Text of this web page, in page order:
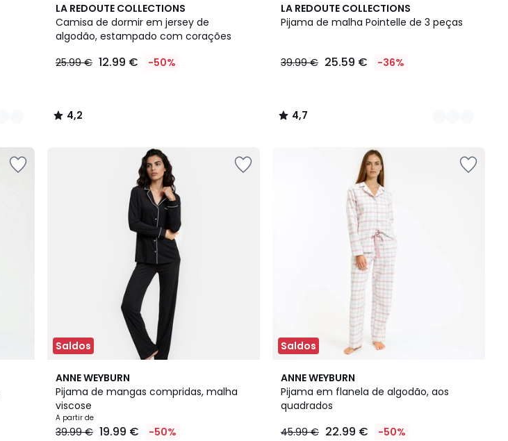
LA REDOUTE COLLECTIONS
Camisa de dormir em jersey de
algodão, estampado com corações
25.99 € 12.99 € -50%
4,2
/ 5
4,2
/
LA REDOUTE COLLECTIONS
Pijama de malha Pointelle de 3 peças
39.99 € 25.59 € -36%
4,7
/ 5
2
Cores
4,7
/
Saldos
ANNE WEYBURN
Pijama de mangas compridas, malha
viscose
A partir de
39.99 € 19.99 € -50%
4,5
/ 5
2
Cores
Saldos
ANNE WEYBURN
Pijama em flanela de algodão, aos
quadrados
45.99 € 22.99 € -50%
4,1
/ 5